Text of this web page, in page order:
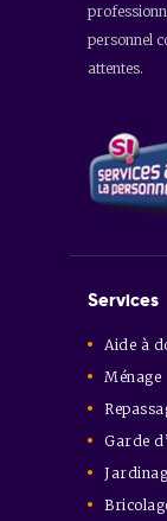
personnel
attentes.
Services
Aide à
Ménage
Garde